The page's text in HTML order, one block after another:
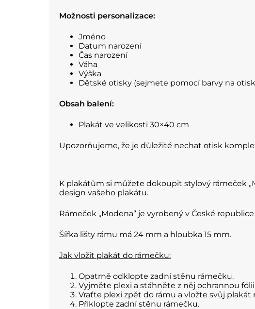
Možnosti personalizace:
Jméno
Datum narození
Čas narození
Váha
Výška
Dětské otisky (sejmete pomocí barvy na
Obsah balení:
Plakát ve velikosti 30×40 cm
Upozorňujeme, že je důležité nechat otisk
K plakátům si můžete dokoupit stylový rámeček
design vašeho plakátu.
Rámeček „Modena“ je vyrobený v České
Šířka lišty rámu má 24 mm a hloubka 15 mm.
Jak vložit plakát do rámečku:
Opatrně odklopte zadní stěnu rámečku.
Vyjměte plexi a stáhněte z něj ochrannou
Vraťte plexi zpět do rámu a vložte svůj
Přiklopte zadní stěnu rámečku.